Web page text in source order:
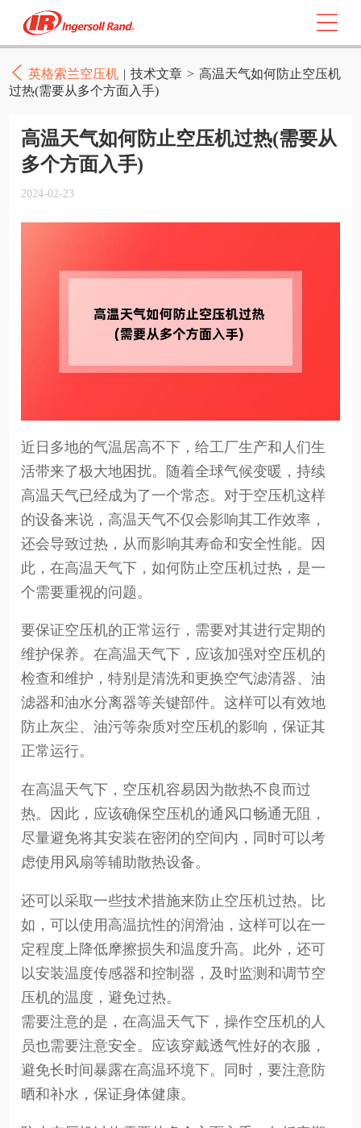
英格索兰空压机 | 技术文章 > 高温天气如何防止空压机
过热(需要从多个方面入手)
高温天气如何防止空压机过热(需要从
多个方面入手)
2024-02-23
近日多地的气温居高不下，给工厂生产和人们生
活带来了极大地困扰。随着全球气候变暖，持续
高温天气已经成为了一个常态。对于空压机这样
的设备来说，高温天气不仅会影响其工作效率，
还会导致过热，从而影响其寿命和安全性能。因
此，在高温天气下，如何防止空压机过热，是一
个需要重视的问题。
要保证空压机的正常运行，需要对其进行定期的
维护保养。在高温天气下，应该加强对空压机的
检查和维护，特别是清洗和更换空气滤清器、油
滤器和油水分离器等关键部件。这样可以有效地
防止灰尘、油污等杂质对空压机的影响，保证其
正常运行。
在高温天气下，空压机容易因为散热不良而过
热。因此，应该确保空压机的通风口畅通无阻，
尽量避免将其安装在密闭的空间内，同时可以考
虑使用风扇等辅助散热设备。
还可以采取一些技术措施来防止空压机过热。比
如，可以使用高温抗性的润滑油，这样可以在一
定程度上降低摩擦损失和温度升高。此外，还可
以安装温度传感器和控制器，及时监测和调节空
压机的温度，避免过热。
需要注意的是，在高温天气下，操作空压机的人
员也需要注意安全。应该穿戴透气性好的衣服，
避免长时间暴露在高温环境下。同时，要注意防
晒和补水，保证身体健康。